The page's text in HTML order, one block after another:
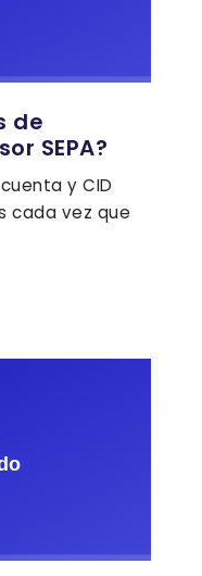
de
SEPA?
y CID
cada vez que